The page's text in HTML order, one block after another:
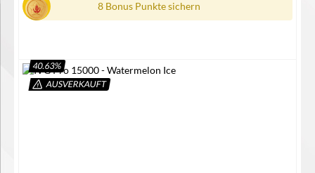
8 Bonus Punkte sichern
40.63%
AUSVERKAUFT